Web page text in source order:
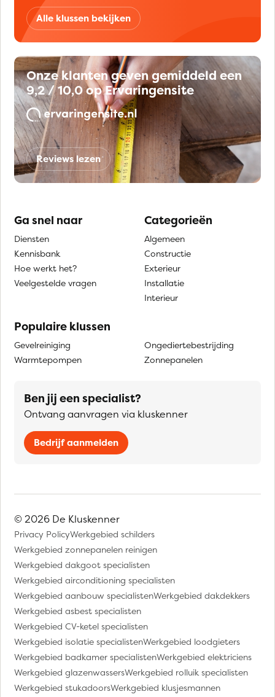
Alle klussen bekijken
Onze klanten geven gemiddeld een
9,2 / 10,0 op Ervaringensite
Reviews lezen
Ga snel naar
Diensten
Kennisbank
Hoe werkt het?
Veelgestelde vragen
Categorieën
Algemeen
Constructie
Exterieur
Installatie
Interieur
Populaire klussen
Gevelreiniging
Warmtepompen
Ongediertebestrijding
Zonnepanelen
Ben jij een specialist?
Ontvang aanvragen via kluskenner
Bedrijf aanmelden
© 2026 De Kluskenner
Privacy PolicyWerkgebied schilders
Werkgebied zonnepanelen reinigen
Werkgebied dakgoot specialisten
Werkgebied airconditioning specialisten
Werkgebied aanbouw specialistenWerkgebied dakdekkers
Werkgebied asbest specialisten
Werkgebied CV-ketel specialisten
Werkgebied isolatie specialistenWerkgebied loodgieters
Werkgebied badkamer specialistenWerkgebied elektriciens
Werkgebied glazenwassersWerkgebied rolluik specialisten
Werkgebied stukadoorsWerkgebied klusjesmannen